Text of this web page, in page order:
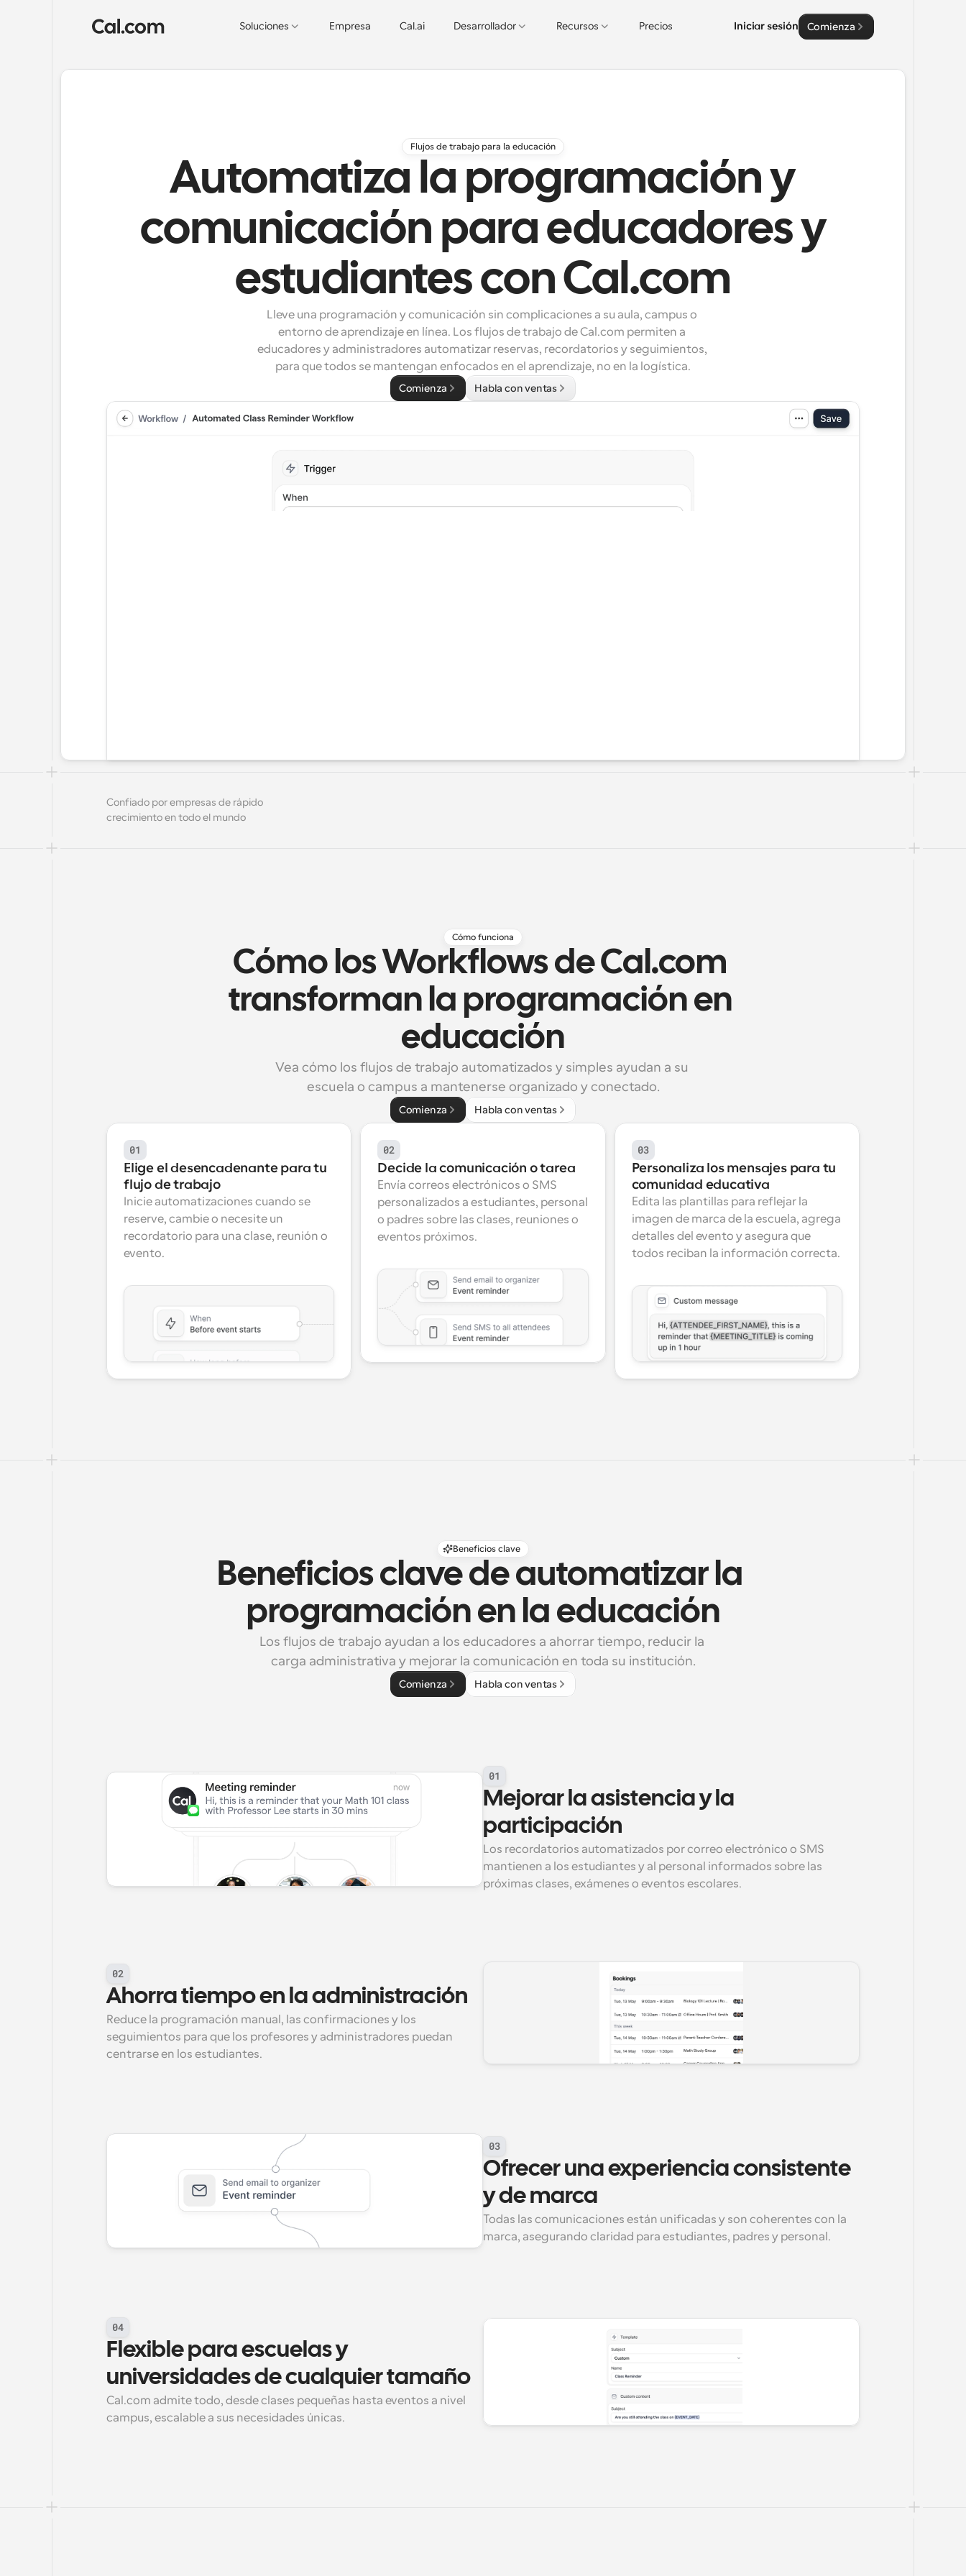
Soluciones Empresa Cal.ai Desarrollador Recursos Precios Iniciar sesión Comienza
Flujos de trabajo para la educación
Automatiza la programación y
comunicación para educadores y
estudiantes con Cal.com
Lleve una programación y comunicación sin complicaciones a su aula, campus o
entorno de aprendizaje en línea. Los flujos de trabajo de Cal.com permiten a
educadores y administradores automatizar reservas, recordatorios y seguimientos,
para que todos se mantengan enfocados en el aprendizaje, no en la logística.
Comienza Habla con ventas
Confiado por empresas de rápido
crecimiento en todo el mundo
Cómo funciona
Cómo los Workflows de Cal.com
transforman la programación en
educación
Vea cómo los flujos de trabajo automatizados y simples ayudan a su
escuela o campus a mantenerse organizado y conectado.
Comienza Habla con ventas
01
Elige el desencadenante para tu
flujo de trabajo
Inicie automatizaciones cuando se
reserve, cambie o necesite un
recordatorio para una clase, reunión o
evento.
02
Decide la comunicación o tarea
Envía correos electrónicos o SMS
personalizados a estudiantes, personal
o padres sobre las clases, reuniones o
eventos próximos.
03
Personaliza los mensajes para tu
comunidad educativa
Edita las plantillas para reflejar la
imagen de marca de la escuela, agrega
detalles del evento y asegura que
todos reciban la información correcta.
Beneficios clave
Beneficios clave de automatizar la
programación en la educación
Los flujos de trabajo ayudan a los educadores a ahorrar tiempo, reducir la
carga administrativa y mejorar la comunicación en toda su institución.
Comienza Habla con ventas
01
Mejorar la asistencia y la
participación
Los recordatorios automatizados por correo electrónico o SMS
mantienen a los estudiantes y al personal informados sobre las
próximas clases, exámenes o eventos escolares.
02
Ahorra tiempo en la administración
Reduce la programación manual, las confirmaciones y los
seguimientos para que los profesores y administradores puedan
centrarse en los estudiantes.
03
Ofrecer una experiencia consistente
y de marca
Todas las comunicaciones están unificadas y son coherentes con la
marca, asegurando claridad para estudiantes, padres y personal.
04
Flexible para escuelas y
universidades de cualquier tamaño
Cal.com admite todo, desde clases pequeñas hasta eventos a nivel
campus, escalable a sus necesidades únicas.